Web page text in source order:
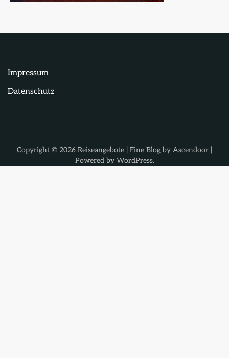
Impressum
Datenschutz
Copyright © 2026 Reiseangebote | Fine Blog by Ascendoor |
Powered by WordPress.